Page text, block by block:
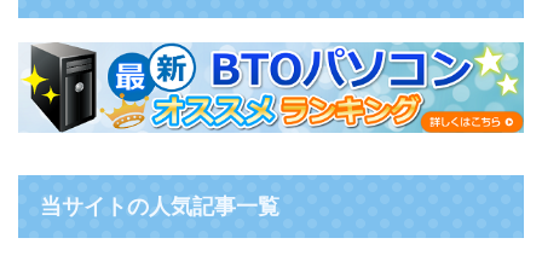
当サイトの人気記事一覧